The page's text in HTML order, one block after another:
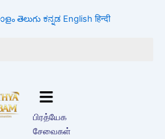
తెలుగు ಕನ್ನಡ English हिन्दी
பிரத்யேக
சேவைகள்